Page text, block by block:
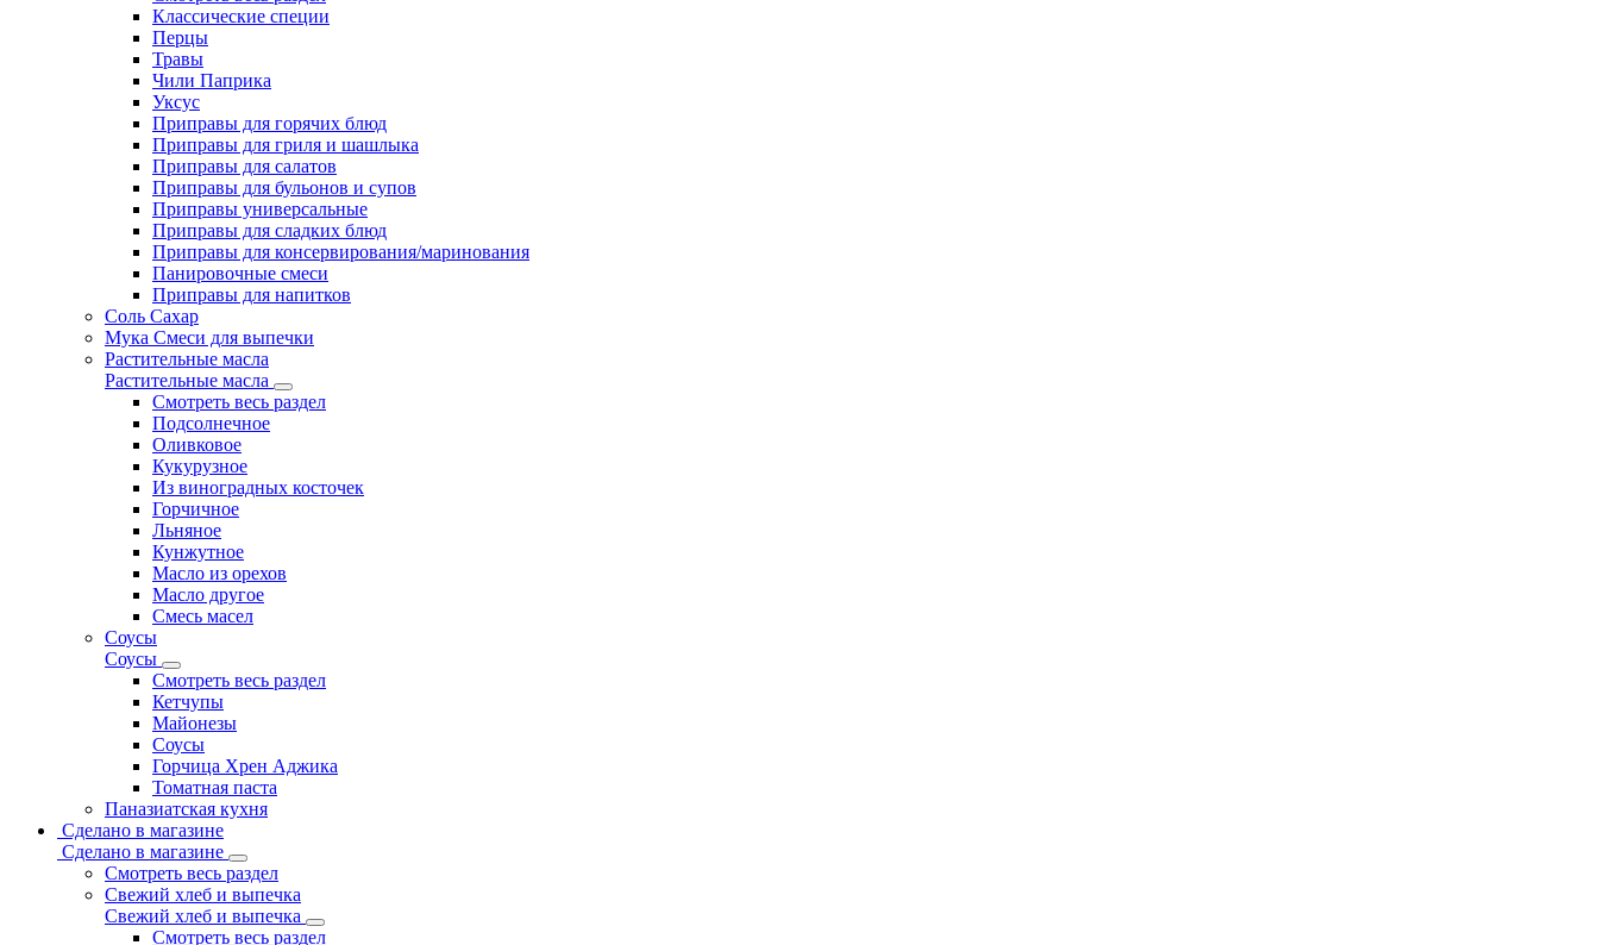
Классические специи
Перцы
Травы
Чили Паприка
Уксус
Приправы для горячих блюд
Приправы для гриля и шашлыка
Приправы для салатов
Приправы для бульонов и супов
Приправы универсальные
Приправы для сладких блюд
Приправы для консервирования/маринования
Панировочные смеси
Приправы для напитков
Соль Сахар
Мука Смеси для выпечки
Растительные масла
Растительные масла
Смотреть весь раздел
Подсолнечное
Оливковое
Кукурузное
Из виноградных косточек
Горчичное
Льняное
Кунжутное
Масло из орехов
Масло другое
Смесь масел
Соусы
Соусы
Смотреть весь раздел
Кетчупы
Майонезы
Соусы
Горчица Хрен Аджика
Томатная паста
Паназиатская кухня
Сделано в магазине
Сделано в магазине
Смотреть весь раздел
Свежий хлеб и выпечка
Свежий хлеб и выпечка
Смотреть весь раздел